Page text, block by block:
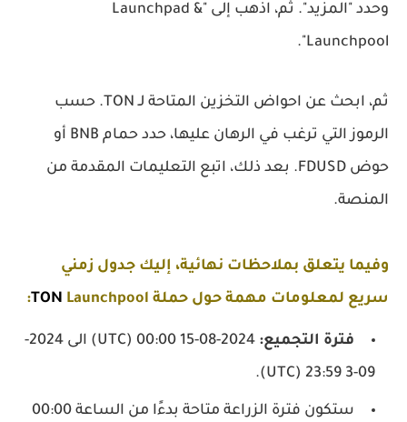
وحدد "المزيد". ثم، اذهب إلى "Launchpad &
Launchpool".
ثم، ابحث عن احواض التخزين المتاحة لـ TON. حسب
الرموز التي ترغب في الرهان عليها، حدد حمام BNB أو
حوض FDUSD. بعد ذلك، اتبع التعليمات المقدمة من
المنصة.
وفيما يتعلق بملاحظات نهائية، إليك جدول زمني
سريع لمعلومات مهمة حول حملة
TON Launchpool:
فترة التجميع: 2024-08-15 00:00
(UTC)
الى 2024-
09-3 23:59 (UTC).
ستكون فترة الزراعة متاحة بدءًا من الساعة 00:00